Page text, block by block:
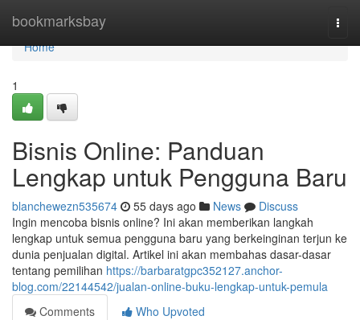
bookmarksbay
Home
Home
1
Bisnis Online: Panduan
Lengkap untuk Pengguna Baru
blanchewezn535674 55 days ago News
Discuss
Ingin mencoba bisnis online? Ini akan memberikan langkah
lengkap untuk semua pengguna baru yang berkeinginan terjun ke
dunia penjualan digital. Artikel ini akan membahas dasar-dasar
tentang pemilihan https://barbaratgpc352127.anchor-
blog.com/22144542/jualan-online-buku-lengkap-untuk-pemula
Comments
Who Upvoted